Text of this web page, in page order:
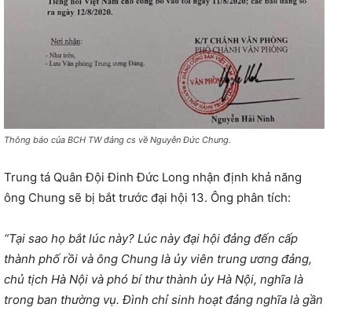
Thông báo của BCH TW đảng cs về Nguyễn Đức Chung.
Trung tá Quân Đội Đinh Đức Long nhận định khả năng
ông Chung sẽ bị bắt trước đại hội 13. Ông phân tích:
“Tại sao họ bắt lúc này? Lúc này đại hội đảng đến cấp
thành phố rồi và ông Chung là ủy viên trung ương đảng,
chủ tịch Hà Nội và phó bí thư thành ủy Hà Nội, nghĩa là
trong ban thường vụ. Đình chỉ sinh hoạt đảng nghĩa là gần